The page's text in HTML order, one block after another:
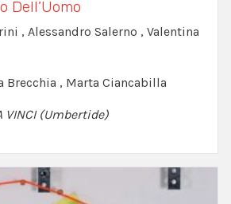
Dell’Uomo
, Alessandro Salerno , Valentina
Brecchia , Marta Ciancabilla
VINCI (Umbertide)